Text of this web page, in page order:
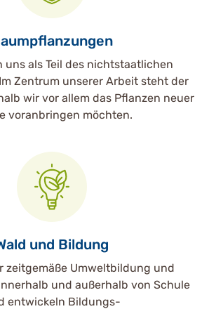
uns als Teil des nichtstaatlichen
Zentrum unserer Arbeit steht der
wir vor allem das Pflanzen neuer
voranbringen möchten.
und Bildung
zeitgemäße Umweltbildung und
und außerhalb von Schule
entwickeln Bildungs-